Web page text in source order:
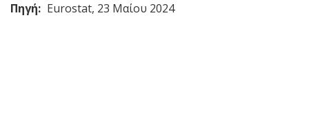
Πηγή: Eurostat, 23 Μαίου 2024